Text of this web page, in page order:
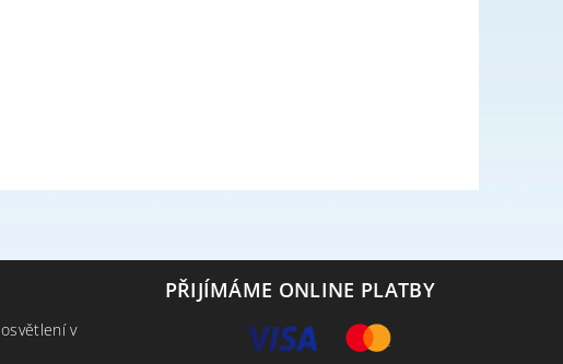
v
PŘIJÍMÁME ONLINE PLATBY